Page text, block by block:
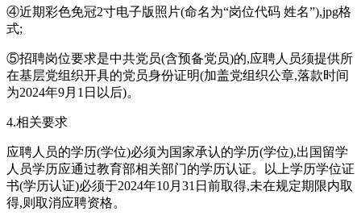
④近期彩色免冠2寸电子版照片(命名为“岗位代码 姓名”),jpg格
式;
⑤招聘岗位要求是中共党员(含预备党员)的,应聘人员须提供所
在基层党组织开具的党员身份证明(加盖党组织公章,落款时间
为2024年9月1日以后)。
4.相关要求
应聘人员的学历(学位)必须为国家承认的学历(学位),出国留学
人员学历应通过教育部相关部门的学历认证。以上学历学位证
书(学历认证)必须于2024年10月31日前取得,未在规定期限内取
得,则取消应聘资格。